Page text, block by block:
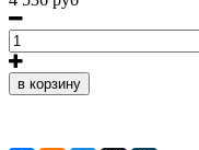
в корзину